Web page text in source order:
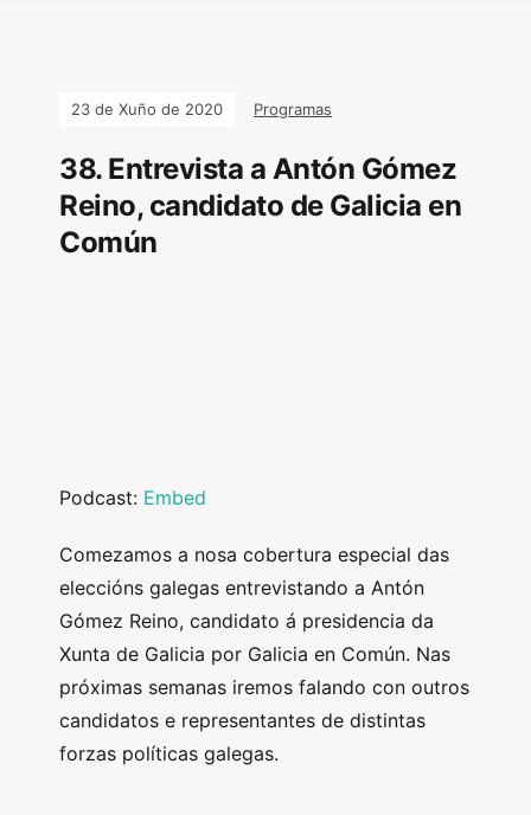
23 de Xuño de 2020 Programas
38. Entrevista a Antón Gómez
Reino, candidato de Galicia en
Común
Podcast: Embed
Comezamos a nosa cobertura especial das
eleccións galegas entrevistando a Antón
Gómez Reino, candidato á presidencia da
Xunta de Galicia por Galicia en Común. Nas
próximas semanas iremos falando con outros
candidatos e representantes de distintas
forzas políticas galegas.